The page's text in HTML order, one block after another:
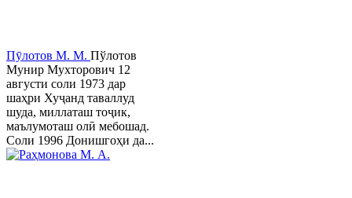
Пӯлотов М. М. Пўлотов
Мунир Мухторович 12
августи соли 1973 дар
шаҳри Хуҷанд таваллуд
шуда, миллаташ тоҷик,
маълумоташ олӣ мебошад.
Соли 1996 Донишгоҳи да...